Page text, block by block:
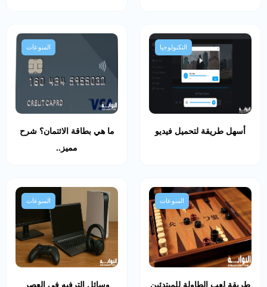
التكنولوجيا
أسهل طريقة لتحميل فيديو
المنوعات
ما هي بطاقة الائتمان؟ شرح
مميز..
المنوعات
طريقة لعب الطاولة للمبتدئين
المنوعات
وسائل الترفيه في العصر